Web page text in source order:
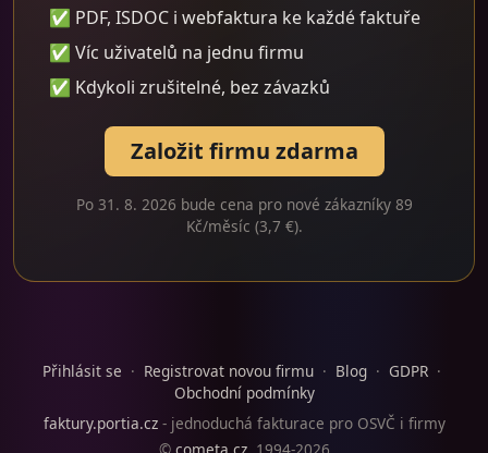
✅ PDF, ISDOC i webfaktura ke každé faktuře
✅ Víc uživatelů na jednu firmu
✅ Kdykoli zrušitelné, bez závazků
Založit firmu zdarma
Po 31. 8. 2026 bude cena pro nové zákazníky 89
Kč/měsíc (3,7 €).
Přihlásit se · Registrovat novou firmu · Blog · GDPR ·
Obchodní podmínky
faktury.portia.cz- jednoduchá fakturace pro OSVČ i firmy